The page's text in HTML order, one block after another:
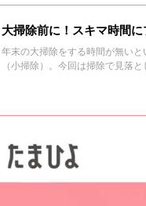
大掃除前に！スキマ時間
年末の大掃除をする時間が無い
（小掃除）。今回は掃除で見落